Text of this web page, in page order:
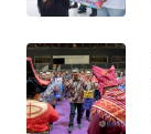
MARTABAT
NET
PLN